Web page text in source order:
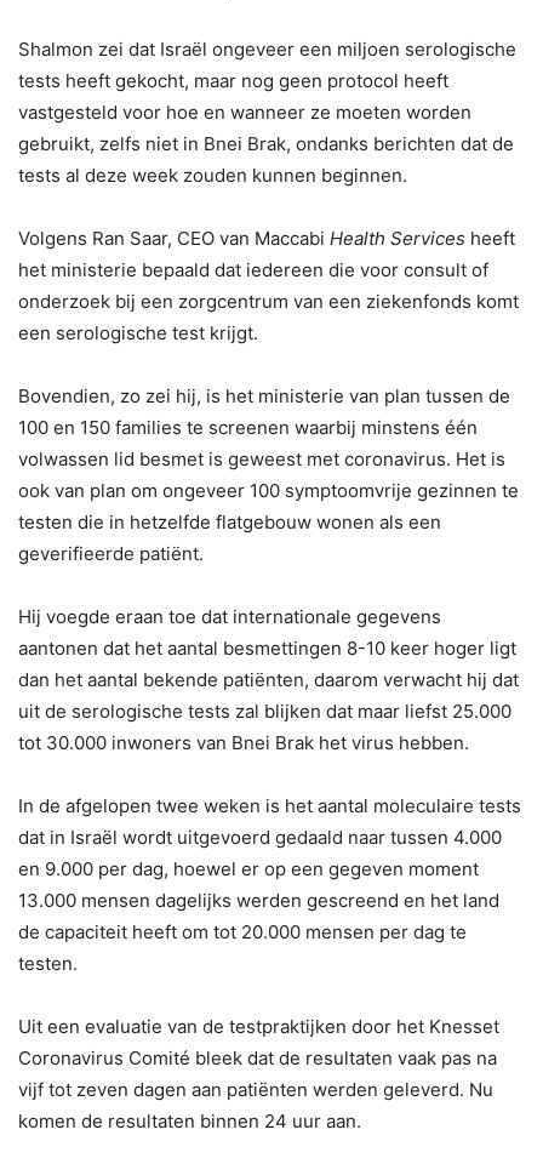
Shalmon zei dat Israël ongeveer een miljoen serologische
tests heeft gekocht, maar nog geen protocol heeft
vastgesteld voor hoe en wanneer ze moeten worden
gebruikt, zelfs niet in Bnei Brak, ondanks berichten dat de
tests al deze week zouden kunnen beginnen.
Volgens Ran Saar, CEO van Maccabi Health Services heeft
het ministerie bepaald dat iedereen die voor consult of
onderzoek bij een zorgcentrum van een ziekenfonds komt
een serologische test krijgt.
Bovendien, zo zei hij, is het ministerie van plan tussen de
100 en 150 families te screenen waarbij minstens één
volwassen lid besmet is geweest met coronavirus. Het is
ook van plan om ongeveer 100 symptoomvrije gezinnen te
testen die in hetzelfde flatgebouw wonen als een
geverifieerde patiënt.
Hij voegde eraan toe dat internationale gegevens
aantonen dat het aantal besmettingen 8-10 keer hoger ligt
dan het aantal bekende patiënten, daarom verwacht hij dat
uit de serologische tests zal blijken dat maar liefst 25.000
tot 30.000 inwoners van Bnei Brak het virus hebben.
In de afgelopen twee weken is het aantal moleculaire tests
dat in Israël wordt uitgevoerd gedaald naar tussen 4.000
en 9.000 per dag, hoewel er op een gegeven moment
13.000 mensen dagelijks werden gescreend en het land
de capaciteit heeft om tot 20.000 mensen per dag te
testen.
Uit een evaluatie van de testpraktijken door het Knesset
Coronavirus Comité bleek dat de resultaten vaak pas na
vijf tot zeven dagen aan patiënten werden geleverd. Nu
komen de resultaten binnen 24 uur aan.